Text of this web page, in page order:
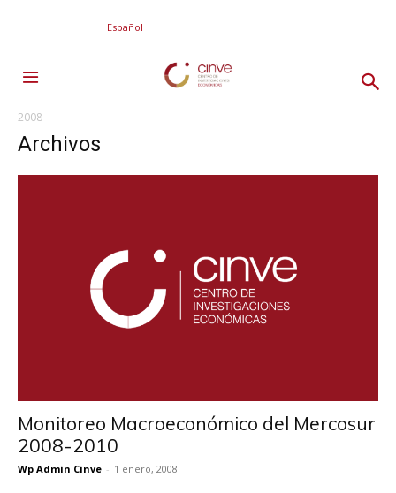
Español
2008
Archivos
Monitoreo Macroeconómico del Mercosur
2008-2010
Wp Admin Cinve - 1 enero, 2008